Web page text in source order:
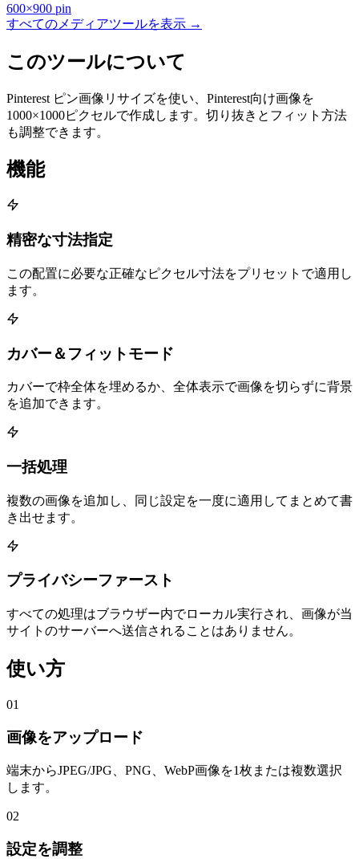
600×900 pin
すべてのメディアツールを表示 →
このツールについて
Pinterest ピン画像リサイズを使い、Pinterest向け画像を
1000×1000ピクセルで作成します。切り抜きとフィット方法
も調整できます。
機能
精密な寸法指定
この配置に必要な正確なピクセル寸法をプリセットで適用し
ます。
カバー＆フィットモード
カバーで枠全体を埋めるか、全体表示で画像を切らずに背景
を追加できます。
一括処理
複数の画像を追加し、同じ設定を一度に適用してまとめて書
き出せます。
プライバシーファースト
すべての処理はブラウザー内でローカル実行され、画像が当
サイトのサーバーへ送信されることはありません。
使い方
01
画像をアップロード
端末からJPEG/JPG、PNG、WebP画像を1枚または複数選択
します。
02
設定を調整